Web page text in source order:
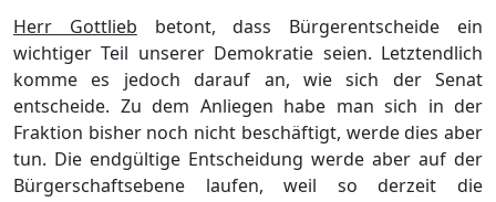
Herr Gottlieb betont, dass Bürgerentscheide ein
wichtiger Teil unserer Demokratie seien. Letztendlich
komme es jedoch darauf an, wie sich der Senat
entscheide. Zu dem Anliegen habe man sich in der
Fraktion bisher noch nicht beschäftigt, werde dies aber
tun. Die endgültige Entscheidung werde aber auf der
Bürgerschaftsebene laufen, weil so derzeit die